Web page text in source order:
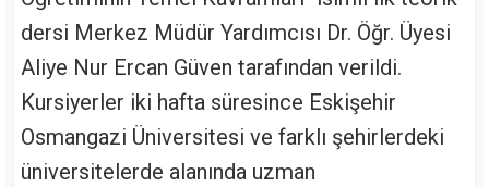
dersi Merkez Müdür Yardımcısı Dr. Öğr. Üyesi
Aliye Nur Ercan Güven tarafından verildi.
Kursiyerler iki hafta süresince Eskişehir
Osmangazi Üniversitesi ve farklı şehirlerdeki
üniversitelerde alanında uzman